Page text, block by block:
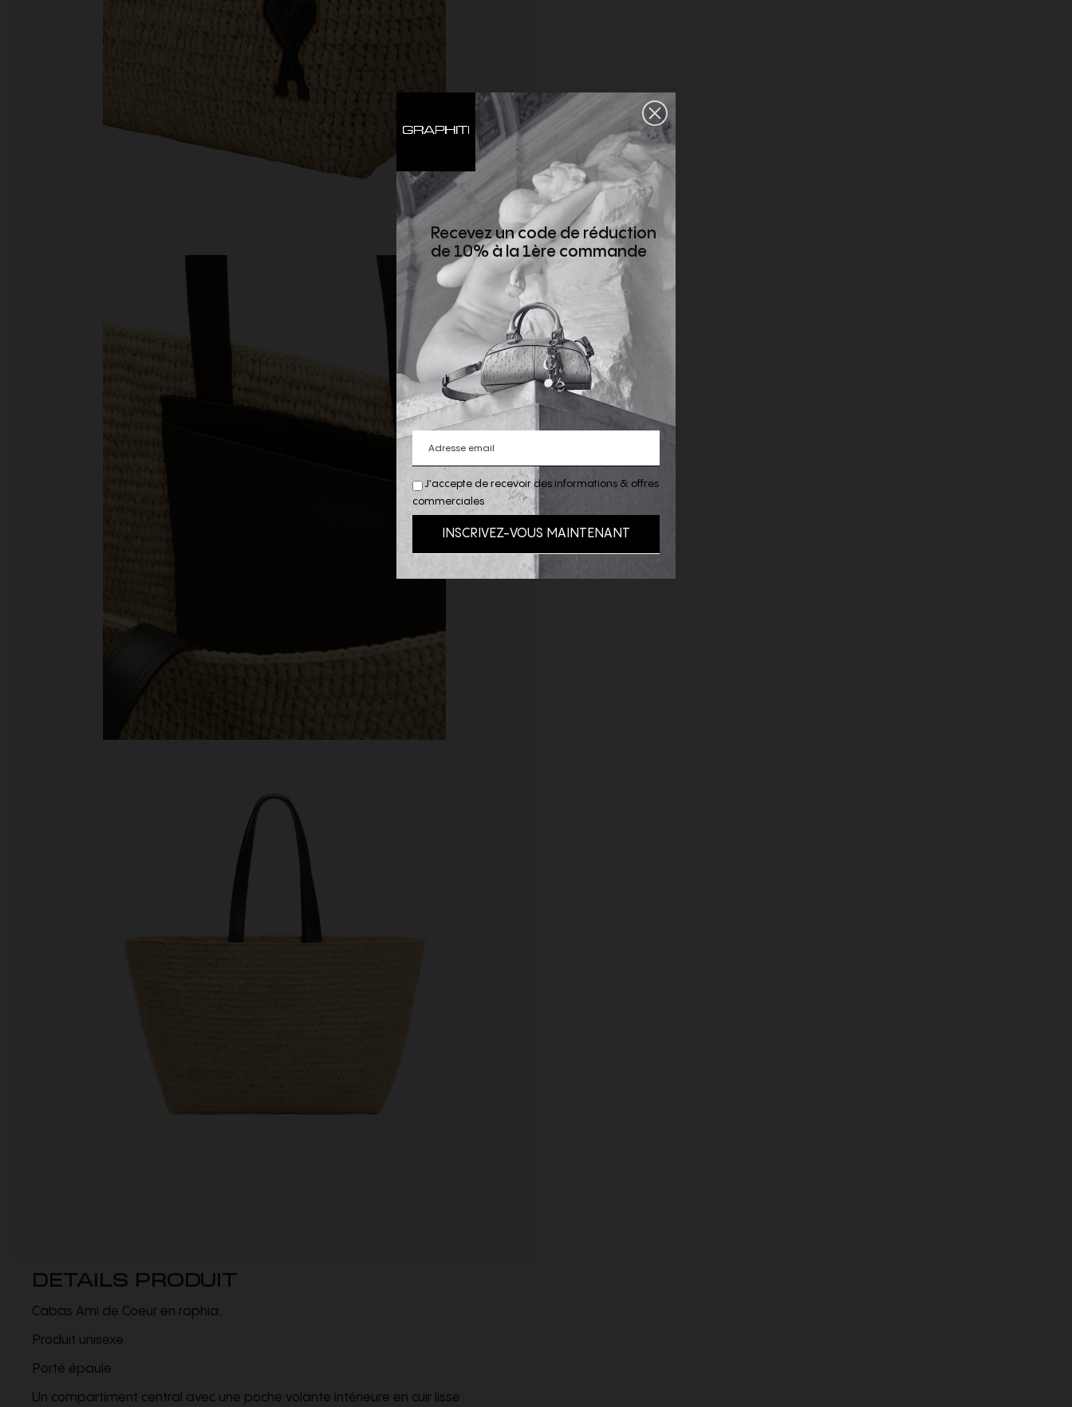
DETAILS PRODUIT
Cabas Ami de Coeur en raphia.
Produit unisexe
Porté épaule
Un compartiment central avec une poche volante intérieure en cuir lisse
J'accepte de recevoir des informations & offres
commerciales
Recevez un code de réduction
de 10% à la 1ère commande